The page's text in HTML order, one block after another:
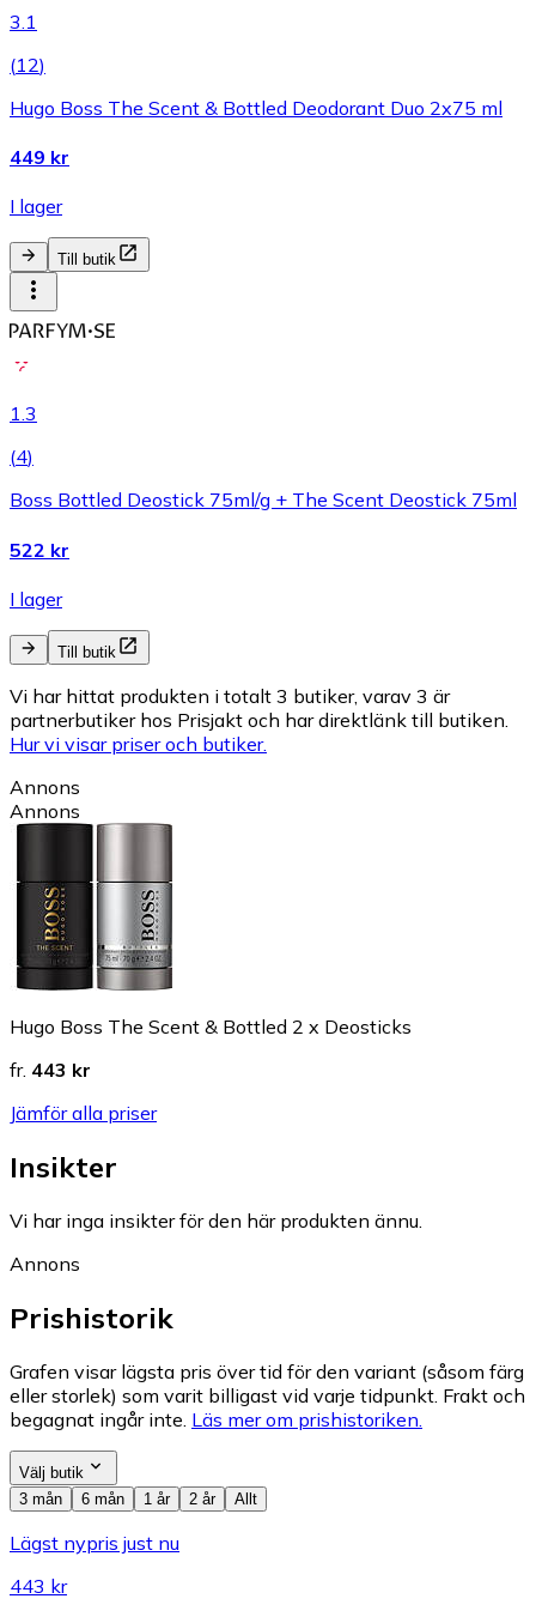
3.1
(12)
Hugo Boss The Scent & Bottled Deodorant Duo 2x75 ml
449 kr
I lager
Till butik
1.3
(4)
Boss Bottled Deostick 75ml/g + The Scent Deostick 75ml
522 kr
I lager
Till butik
Vi har hittat produkten i totalt 3 butiker, varav 3 är
partnerbutiker hos Prisjakt och har direktlänk till butiken.
Hur vi visar priser och butiker.
Annons
Annons
Hugo Boss The Scent & Bottled 2 x Deosticks
fr. 443 kr
Jämför alla priser
Insikter
Vi har inga insikter för den här produkten ännu.
Annons
Prishistorik
Grafen visar lägsta pris över tid för den variant (såsom färg
eller storlek) som varit billigast vid varje tidpunkt. Frakt och
begagnat ingår inte. Läs mer om prishistoriken.
Välj butik
3 mån
6 mån 1 år 2 år Allt
Lägst nypris just nu
443 kr